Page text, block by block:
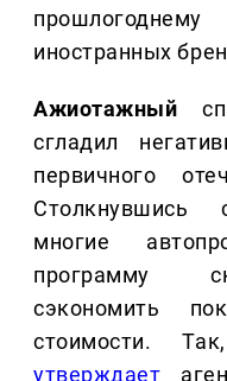
иностранных
Ажиотажный
сгладил
первичного
многие
программу
сэкономить
стоимости.
утверждает